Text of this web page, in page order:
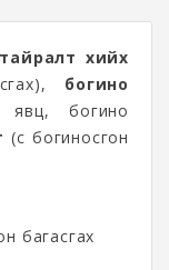
тайралт хийх
богино
явц, богино
(үс богиносгон
багасгах